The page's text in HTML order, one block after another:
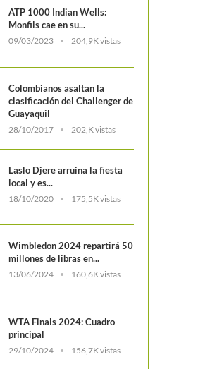
ATP 1000 Indian Wells:
Monfils cae en su...
09/03/2023 204,9K vistas
Colombianos asaltan la
clasificación del Challenger de
Guayaquil
28/10/2017 202,K vistas
Laslo Djere arruina la fiesta
local y es...
18/10/2020 175,5K vistas
Wimbledon 2024 repartirá 50
millones de libras en...
13/06/2024 160,6K vistas
WTA Finals 2024: Cuadro
principal
29/10/2024 156,7K vistas